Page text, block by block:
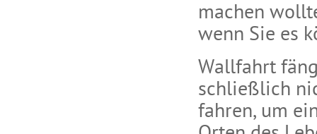
machen
wenn Sie es
Wallfahrt
schließlich
fahren, um